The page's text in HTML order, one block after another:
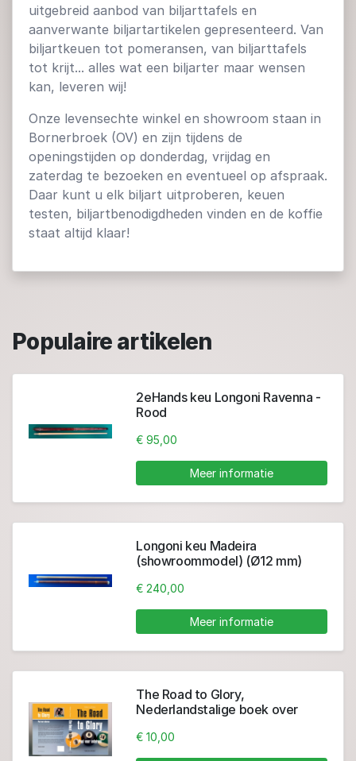
uitgebreid aanbod van biljarttafels en
aanverwante biljartartikelen gepresenteerd. Van
biljartkeuen tot pomeransen, van biljarttafels
tot krijt... alles wat een biljarter maar wensen
kan, leveren wij!
Onze levensechte winkel en showroom staan in
Bornerbroek (OV) en zijn tijdens de
openingstijden op donderdag, vrijdag en
zaterdag te bezoeken en eventueel op afspraak.
Daar kunt u elk biljart uitproberen, keuen
testen, biljartbenodigdheden vinden en de koffie
staat altijd klaar!
Populaire artikelen
2eHands keu Longoni Ravenna -
Rood
€ 95,00
Meer informatie
Longoni keu Madeira
(showroommodel) (Ø12 mm)
€ 240,00
Meer informatie
The Road to Glory,
Nederlandstalige boek over
€ 10,00